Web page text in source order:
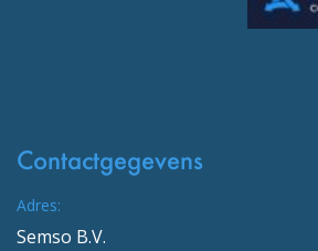
Contactgegevens
Adres:
Semso B.V.